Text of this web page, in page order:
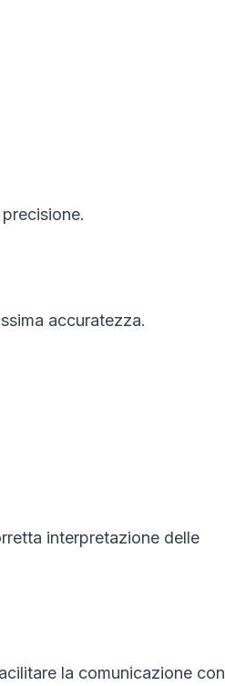
accuratezza.
interpretazione delle
la comunicazione con